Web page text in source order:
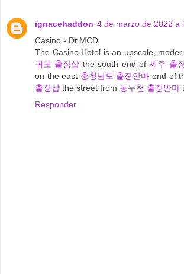
ignacehaddon 4 de marzo de 2022 a
Casino - Dr.MCD
The Casino Hotel is an upscale,
귀포 출장샵 the south end of제주 출
on the east 충청남도 출장안마 end of
출장샵 the street from 동두천 출장안마
Responder